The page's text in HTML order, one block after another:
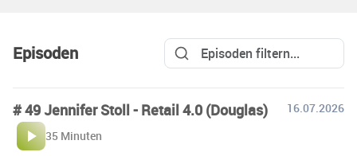
Episoden
# 49 Jennifer Stoll - Retail 4.0 (Douglas)
16.07.2026
35 Minuten